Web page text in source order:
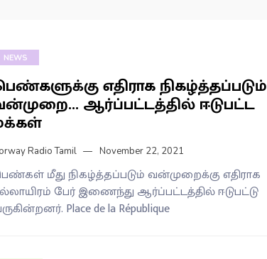
NEWS
எதிராக நிகழ்த்தப்படும்
ஆர்ப்பட்டத்தில் ஈடுபட்ட
Radio Tamil November 22, 2021
மீது நிகழ்த்தப்படும் வன்முறைக்கு எதிராக
பேர் இணைந்து ஆர்ப்பட்டத்தில் ஈடுபட்டு
Place de la République